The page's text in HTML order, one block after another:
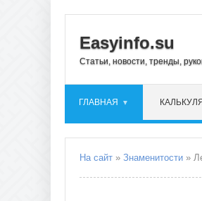
Easyinfo.su
Статьи, новости, тренды,
ГЛАВНАЯ
На сайт » Знаменитости »